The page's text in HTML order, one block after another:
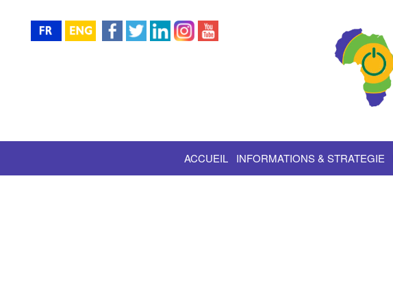
ACCUEIL INFORMATIONS & STRATEGIE